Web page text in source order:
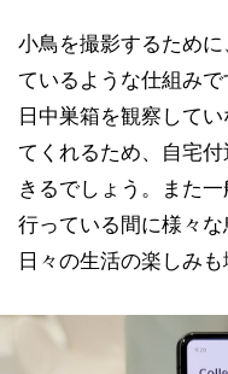
小鳥を撮影するため
ているような仕組み
日中巣箱を観察して
てくれるため、自宅
きるでしょう。また
行っている間に様々
日々の生活の楽しみ